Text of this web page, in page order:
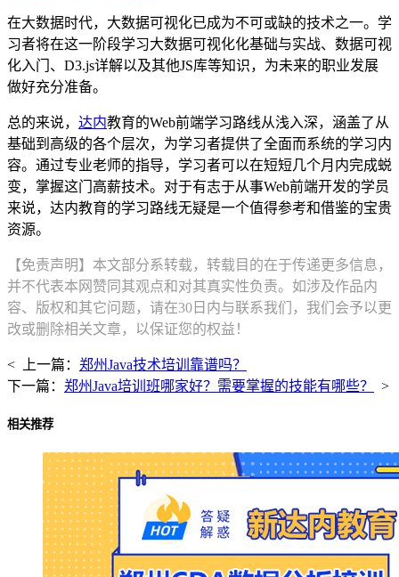
在大数据时代，大数据可视化已成为不可或缺的技术之一。学
习者将在这一阶段学习大数据可视化化基础与实战、数据可视
化入门、D3.js详解以及其他JS库等知识，为未来的职业发展
做好充分准备。
总的来说， 达内教育的Web前端学习路线从浅入深，涵盖了从
基础到高级的各个层次，为学习者提供了全面而系统的学习内
容。通过专业老师的指导，学习者可以在短短几个月内完成蜕
变，掌握这门高薪技术。对于有志于从事Web前端开发的学员
来说，达内教育的学习路线无疑是一个值得参考和借鉴的宝贵
资源。
【免责声明】本文部分系转载，转载目的在于传递更多信息，
并不代表本网赞同其观点和对其真实性负责。如涉及作品内
容、版权和其它问题，请在30日内与联系我们，我们会予以更
改或删除相关文章，以保证您的权益！
< 上一篇： 郑州Java技术培训靠谱吗？
下一篇： 郑州Java培训班哪家好？需要掌握的技能有哪些？ >
相关推荐